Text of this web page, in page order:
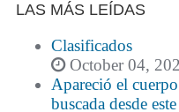
LAS MÁS LEÍDAS
Clasificados
October 04,
Apareció el
buscada desde